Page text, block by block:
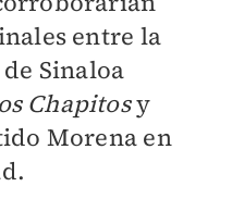
entre la
Sinaloa
Chapitosy
Morena en